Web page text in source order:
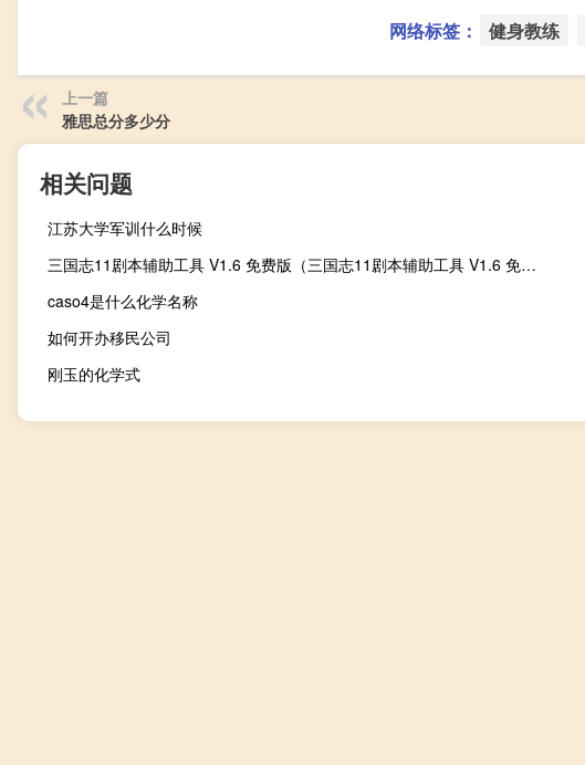
网络标签： 健身教练
上一篇
雅思总分多少分
相关问题
江苏大学军训什么时候
三国志11剧本辅助工具 V1.6 免费版（三国志11剧本辅助工具 V1.6 免费版功能简介）
caso4是什么化学名称
如何开办移民公司
刚玉的化学式